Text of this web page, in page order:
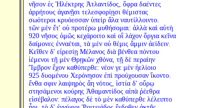
νῆσον ἐς Ἠλέκτρης Ἀτλαντίδος, ὄφρα δαέντες
ἀρρήτους ἀγανῇσι τελεσφορίῃσι θέμιστας
σωότεροι κρυόεσσαν ὑπεὶρ ἅλα ναυτίλλοιντο.
τῶν μὲν ἔτ' οὐ προτέρω μυθήσομαι: ἀλλὰ καὶ αὐτὴ
920 νῆσος ὁμῶς κεχάροιτο καὶ οἳ λάχον ὄργια κεῖνα
δαίμονες ἐνναέται, τὰ μὲν οὐ θέμις ἄμμιν ἀείδειν.
Κεῖθεν δ' εἰρεσίῃ Μέλανος διὰ βένθεα πόντου
ἱέμενοι τῇ μὲν Θρῃκῶν χθόνα, τῇ δὲ περαίην
Ἴμβρον ἔχον καθύπερθε: νέον γε μὲν ἠελίοιο
925 δυομένου Χερόνησον ἐπὶ προύχουσαν ἵκοντο.
ἔνθα σφιν λαιψηρὸς ἄη νότος, ἱστία δ' οὔρῳ
στησάμενοι κούρης Ἀθαμαντίδος αἰπὰ ῥέεθρα
εἰσέβαλον: πέλαγος δὲ τὸ μὲν καθύπερθε λέλειπτο